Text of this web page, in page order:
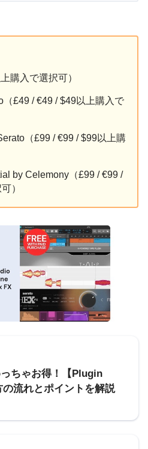
購入で選択可）
（£49 / €49 / $49以上購入で
（£99 / €99 / $99以上購
by Celemony（£99 / €99 /
）
ちゃお得！【Plugin
流れとポイントを解説